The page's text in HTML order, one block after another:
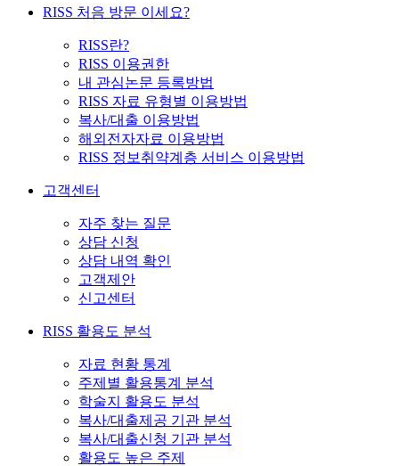
RISS 처음 방문 이세요?
RISS란?
RISS 이용권한
내 관심논문 등록방법
RISS 자료 유형별 이용방법
복사/대출 이용방법
해외전자자료 이용방법
RISS 정보취약계층 서비스 이용방법
고객센터
자주 찾는 질문
상담 신청
상담 내역 확인
고객제안
신고센터
RISS 활용도 분석
자료 현황 통계
주제별 활용통계 분석
학술지 활용도 분석
복사/대출제공 기관 분석
복사/대출신청 기관 분석
활용도 높은 주제